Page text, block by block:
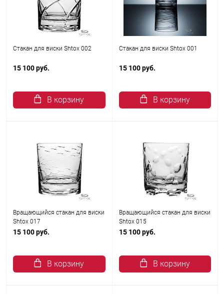
Стакан для виски Shtox 002
15 100 руб.
В корзину
Стакан для виски Shtox 001
15 100 руб.
В корзину
Вращающийся стакан для виски
Shtox 017
15 100 руб.
В корзину
Вращающийся стакан для виски
Shtox 015
15 100 руб.
В корзину